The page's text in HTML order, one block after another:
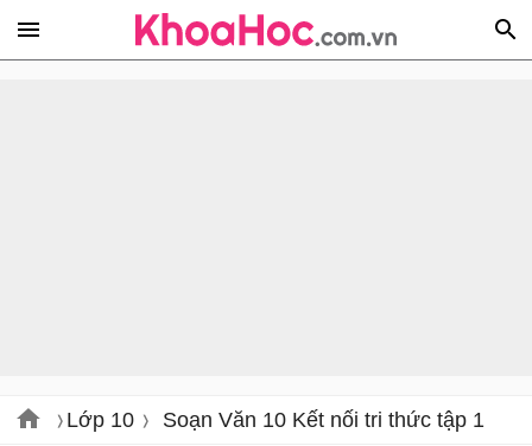
Lớp 10 Soạn Văn 10 Kết nối tri thức tập 1